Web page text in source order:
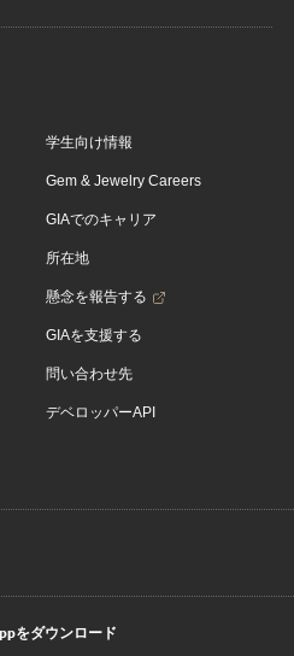
学生向け情報
Gem & Jewelry Careers
GIAでのキャリア
所在地
懸念を報告する
GIAを支援する
問い合わせ先
デベロッパーAPI
をダウンロード